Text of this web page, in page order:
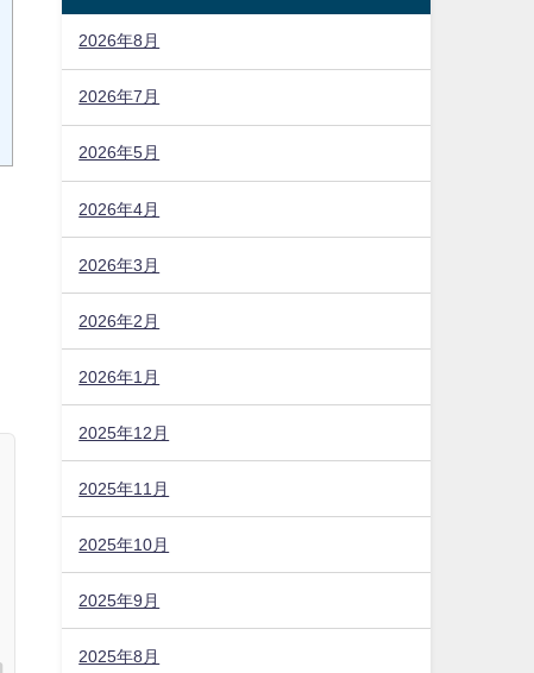
2026年8月
2026年7月
2026年5月
2026年4月
2026年3月
2026年2月
2026年1月
2025年12月
2025年11月
2025年10月
2025年9月
2025年8月